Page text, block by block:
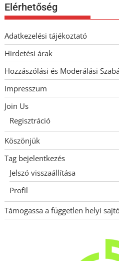
Elérhetőség
Adatkezelési tájékoztató
Hirdetési árak
Hozzászólási és Moderálási
Impresszum
Join Us
Regisztráció
Köszönjük
Tag bejelentkezés
Jelszó visszaállítása
Profil
Támogassa a független helyi